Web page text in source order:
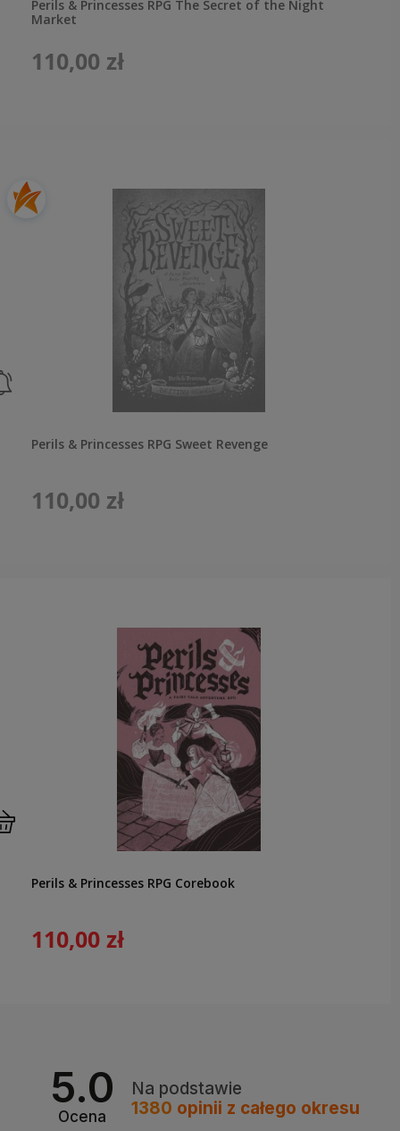
Perils & Princesses RPG The Secret of the Night
Market
110,00 zł
Perils & Princesses RPG Sweet Revenge
110,00 zł
Perils & Princesses RPG Corebook
110,00 zł
5.0
Ocena
Na podstawie
1380 opinii z całego okresu